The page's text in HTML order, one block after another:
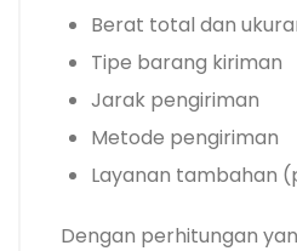
Berat total dan
Tipe barang kiriman
Jarak pengiriman
Metode pengiriman
Layanan tambahan
Dengan perhitungan